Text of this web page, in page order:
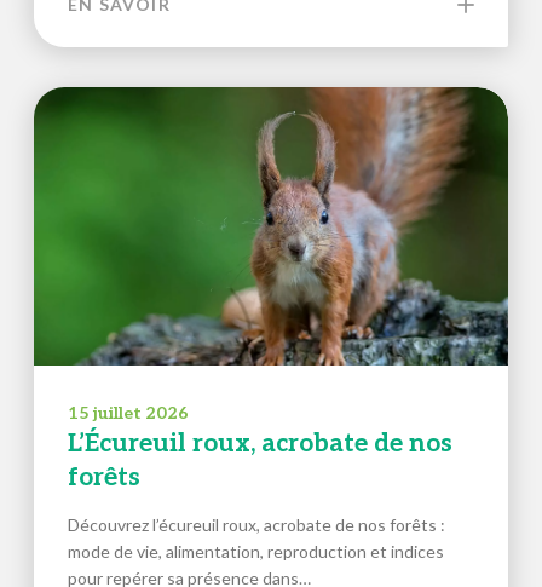
15 juillet 2026
L’Écureuil roux, acrobate de nos
forêts
Découvrez l’écureuil roux, acrobate de nos forêts :
mode de vie, alimentation, reproduction et indices
pour repérer sa présence dans…